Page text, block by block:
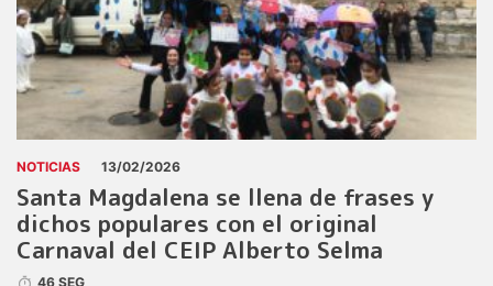
NOTICIAS 13/02/2026
Santa Magdalena se llena de frases y
dichos populares con el original
Carnaval del CEIP Alberto Selma
46 SEG